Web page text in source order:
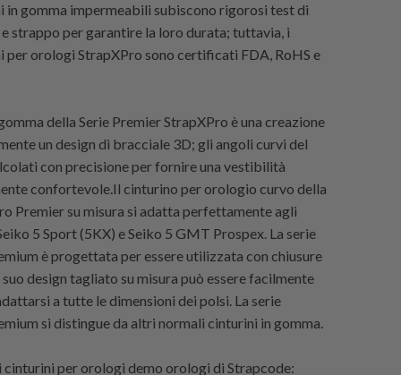
in gomma impermeabili subiscono rigorosi test di
strappo per garantire la loro durata; tuttavia, i
per orologi StrapXPro sono certificati FDA, RoHS e
della Serie Premier StrapXPro è una creazione
un design di bracciale 3D; gli angoli curvi del
con precisione per fornire una vestibilità
confortevole.Il cinturino per orologio curvo della
Premier su misura si adatta perfettamente agli
5 Sport (5KX) e Seiko 5 GMT Prospex. La serie
è progettata per essere utilizzata con chiusure
design tagliato su misura può essere facilmente
a tutte le dimensioni dei polsi. La serie
si distingue da altri normali cinturini in gomma.
per orologi demo orologi di Strapcode: